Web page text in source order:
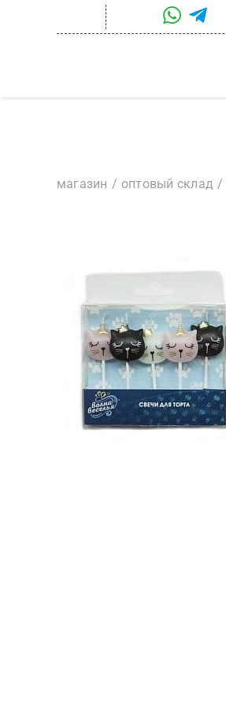
магазин оптовый склад